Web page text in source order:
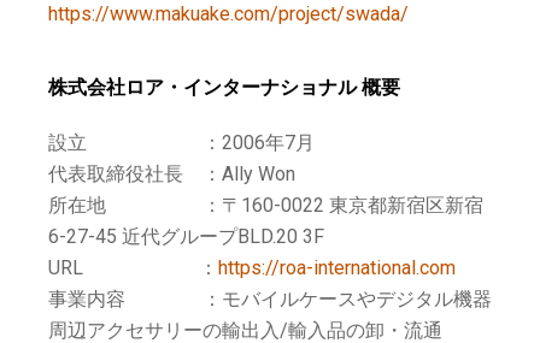
https://www.makuake.com/project/swada/
株式会社ロア・インターナショナル 概要
設立 ：2006年7月
代表取締役社長 ：Ally Won
所在地 ：〒160-0022 東京都新宿区新宿
6-27-45 近代グループBLD.20 3F
URL ： https://roa-international.com
事業内容 ：モバイルケースやデジタル機器
周辺アクセサリーの輸出入/輸入品の卸・流通